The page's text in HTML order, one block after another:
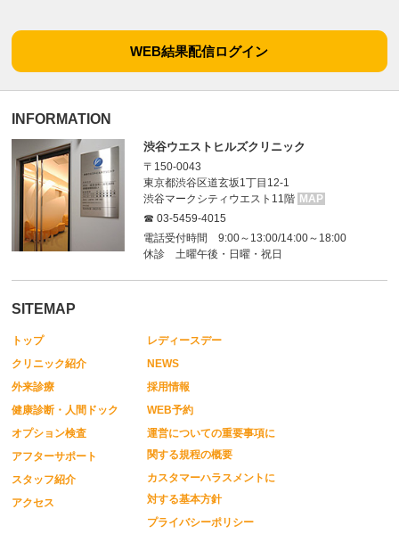
WEB結果配信ログイン
INFORMATION
渋谷ウエストヒルズクリニック
〒150-0043
東京都渋谷区道玄坂1丁目12-1
渋谷マークシティウエスト11階 MAP
☎ 03-5459-4015
電話受付時間 9:00～13:00/14:00～18:00
休診 土曜午後・日曜・祝日
SITEMAP
トップ
クリニック紹介
外来診療
健康診断・人間ドック
オプション検査
アフターサポート
スタッフ紹介
アクセス
レディースデー
NEWS
採用情報
WEB予約
運営についての重要事項に
関する規程の概要
カスタマーハラスメントに
対する基本方針
プライバシーポリシー